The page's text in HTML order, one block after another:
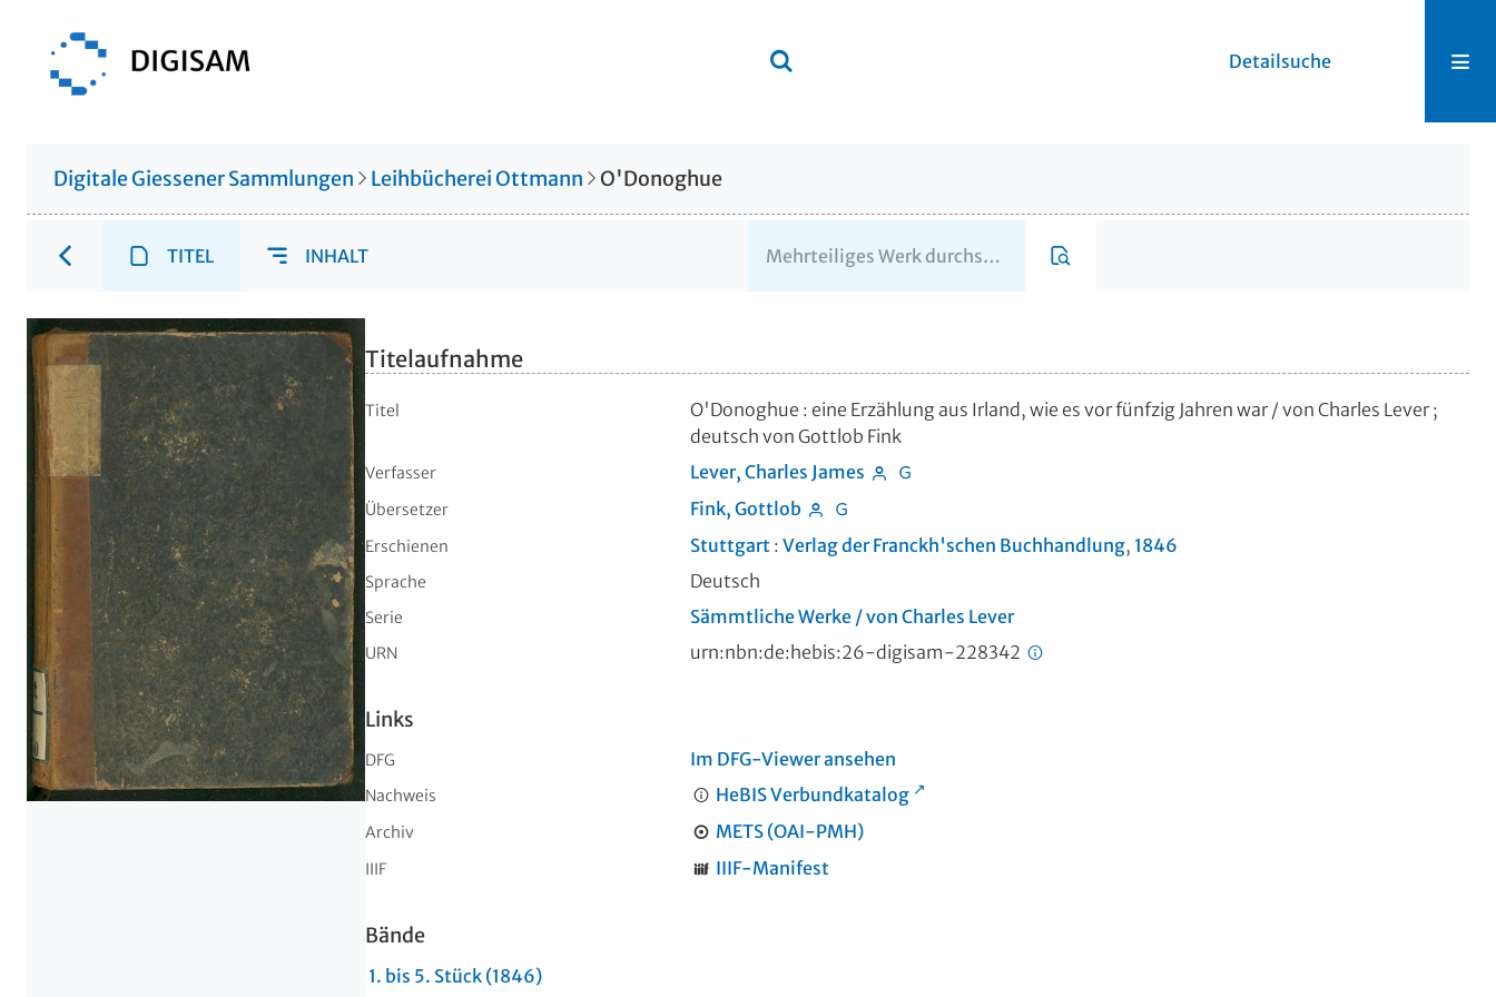
Detailsuche
Digitale Giessener Sammlungen Leihbücherei Ottmann O'Donoghue
TITEL INHALT
Titelaufnahme
Titel O'Donoghue : eine Erzählung aus Irland, wie es vor fünfzig Jahren war/ von Charles Lever ;
deutsch von Gottlob Fink
Verfasser Lever, Charles James
Übersetzer Fink, Gottlob
Erschienen Stuttgart : Verlag der Franckh'schen Buchhandlung, 1846
Sprache Deutsch
Serie Sämmtliche Werke / von Charles Lever
URN urn:nbn:de:hebis:26-digisam-228342
Links
DFG Im DFG-Viewer ansehen
Nachweis HeBIS Verbundkatalog
Archiv METS (OAI-PMH)
IIIF IIIF-Manifest
Bände
1. bis 5. Stück (1846)